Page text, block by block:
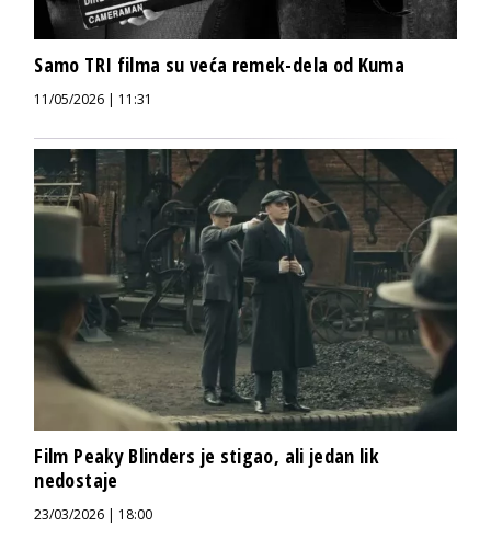
Samo TRI filma su veća remek-dela od Kuma
11/05/2026 | 11:31
Film Peaky Blinders je stigao, ali jedan lik
nedostaje
23/03/2026 | 18:00